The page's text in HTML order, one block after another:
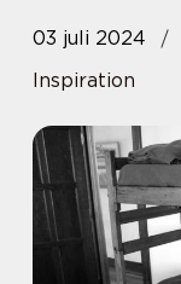
03 juli 2024
Inspiration